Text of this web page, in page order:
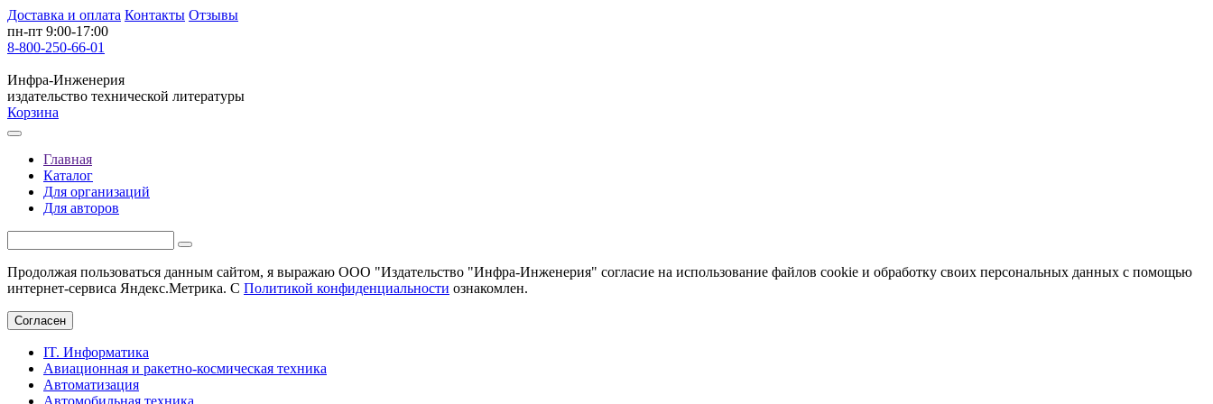
Доставка и оплата Контакты Отзывы
пн-пт 9:00-17:00
8-800-250-66-01
Инфра-Инженерия
издательство технической литературы
Корзина
Главная
Каталог
Для организаций
Для авторов
Продолжая пользоваться данным сайтом, я выражаю ООО "Издательство "Инфра-Инженерия" согласие на использование файлов cookie и обработку своих персональных данных с помощью
интернет-сервиса Яндекс.Метрика. С Политикой конфиденциальности ознакомлен.
Согласен
IT. Информатика
Авиационная и ракетно-космическая техника
Автоматизация
Автомобильная техника